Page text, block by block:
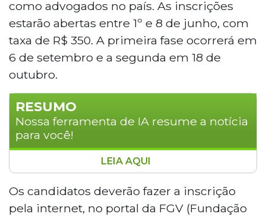
como advogados no país. As inscrições
estarão abertas entre 1º e 8 de junho, com
taxa de R$ 350. A primeira fase ocorrerá em
6 de setembro e a segunda em 18 de
outubro.
RESUMO
Nossa ferramenta de IA resume a notícia
para você!
A OAB publicou o edital do 47º Exame de
Ordem Unificado. As inscrições ocorrem de 1º a
8 de junho, com taxa de R$ 350, pelo portal da
LEIA AQUI
Os candidatos deverão fazer a inscrição
pela internet, no portal da FGV (Fundação